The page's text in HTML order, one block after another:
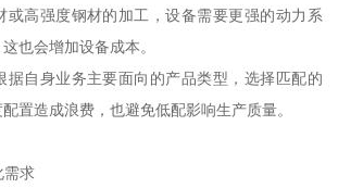
或高强度钢材的加工，设备需要更强的动力系
也会增加设备成本。
据自身业务主要面向的产品类型，选择匹配的
置造成浪费，也避免低配影响生产质量。
需求